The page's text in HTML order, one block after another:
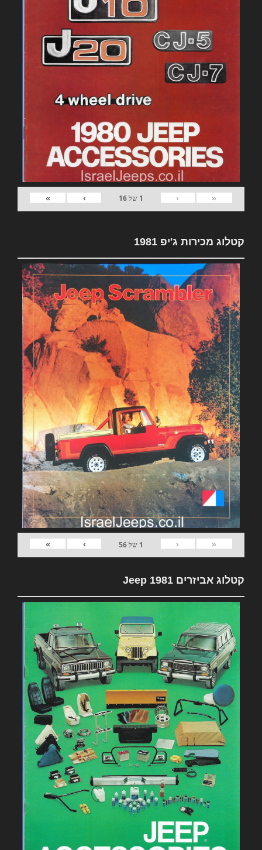
«
‹
1 של16
›
»
קטלוג מכירות ג'יפ 1981
«
‹
1 של56
›
»
קטלוג אביזרים 1981 Jeep